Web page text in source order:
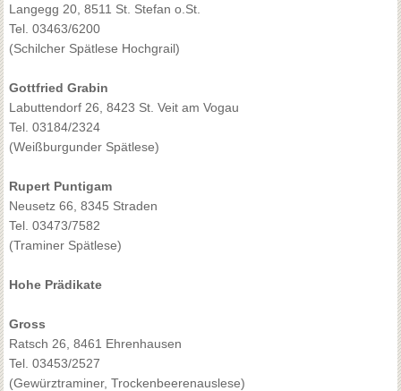
Langegg 20, 8511 St. Stefan o.St.
Tel. 03463/6200
(Schilcher Spätlese Hochgrail)
Gottfried Grabin
Labuttendorf 26, 8423 St. Veit am Vogau
Tel. 03184/2324
(Weißburgunder Spätlese)
Rupert Puntigam
Neusetz 66, 8345 Straden
Tel. 03473/7582
(Traminer Spätlese)
Hohe Prädikate
Gross
Ratsch 26, 8461 Ehrenhausen
Tel. 03453/2527
(Gewürztraminer, Trockenbeerenauslese)